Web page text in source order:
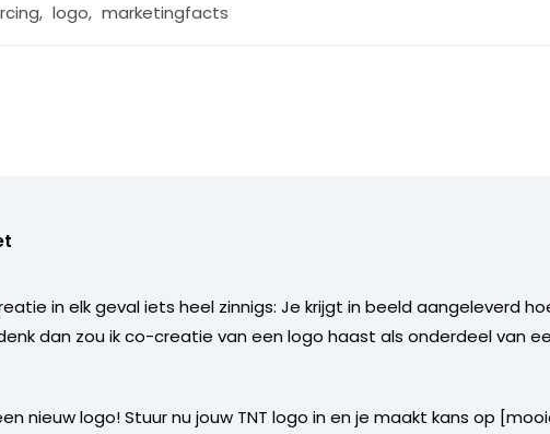
, logo, marketingfacts
in elk geval iets heel zinnigs: Je krijgt in beeld aangeleverd
dan zou ik co-creatie van een logo haast als onderdeel van
nieuw logo! Stuur nu jouw TNT logo in en je maakt kans op